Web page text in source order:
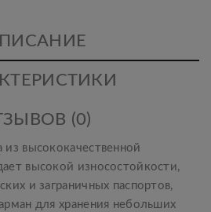
(0)
высококачественной
высокой износостойкости,
и заграничных паспортов,
для хранения небольших